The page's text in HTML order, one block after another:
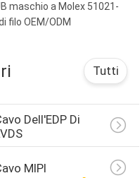
maschio a Molex 51021-
filo OEM/ODM
Tutti
Dell'EDP Di
MIPI